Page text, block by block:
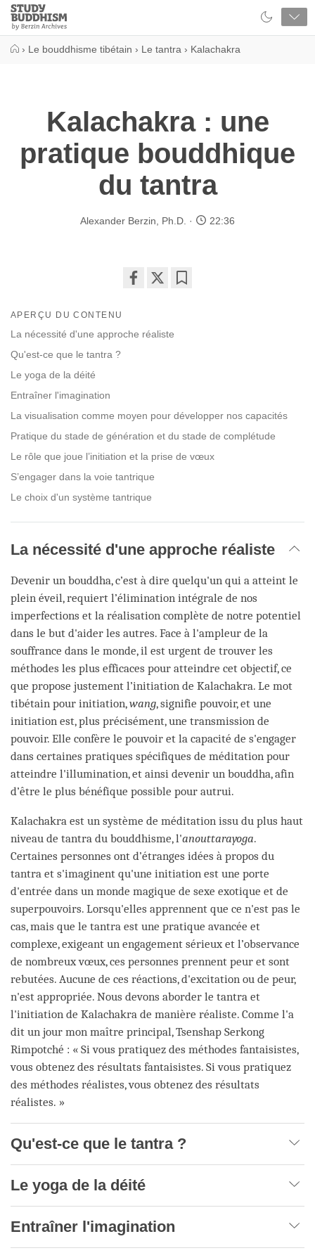
Close
Study
Buddhism
› Le bouddhisme tibétain › Le tantra › Kalachakra
Kalachakra : une
pratique bouddhique
du tantra
Alexander Berzin, Ph.D. 22:36
facebook
APERÇU DU CONTENU
La nécessité d'une approche réaliste
Qu'est-ce que le tantra ?
Le yoga de la déité
Entraîner l'imagination
La visualisation comme moyen pour développer nos capacités
Pratique du stade de génération et du stade de complétude
Le rôle que joue l’initiation et la prise de vœux
S’engager dans la voie tantrique
Le choix d'un système tantrique
La nécessité d'une approche réaliste
Devenir un bouddha, c’est à dire quelqu'un qui a atteint le
plein éveil, requiert l’élimination intégrale de nos
imperfections et la réalisation complète de notre potentiel
dans le but d'aider les autres. Face à l'ampleur de la
souffrance dans le monde, il est urgent de trouver les
méthodes les plus efficaces pour atteindre cet objectif, ce
que propose justement l’initiation de Kalachakra. Le mot
tibétain pour initiation,wang, signifie pouvoir, et une
initiation est, plus précisément, une transmission de
pouvoir. Elle confère le pouvoir et la capacité de s'engager
dans certaines pratiques spécifiques de méditation pour
atteindre l'illumination, et ainsi devenir un bouddha, afin
d’être le plus bénéfique possible pour autrui.
Kalachakra est un système de méditation issu du plus haut
niveau de tantra du bouddhisme, l'anouttarayoga.
Certaines personnes ont d’étranges idées à propos du
tantra et s'imaginent qu'une initiation est une porte
d'entrée dans un monde magique de sexe exotique et de
superpouvoirs. Lorsqu'elles apprennent que ce n'est pas le
cas, mais que le tantra est une pratique avancée et
complexe, exigeant un engagement sérieux et l’observance
de nombreux vœux, ces personnes prennent peur et sont
rebutées. Aucune de ces réactions, d'excitation ou de peur,
n'est appropriée. Nous devons aborder le tantra et
l'initiation de Kalachakra de manière réaliste. Comme l'a
dit un jour mon maître principal, Tsenshap Serkong
Rimpotché : « Si vous pratiquez des méthodes fantaisistes,
vous obtenez des résultats fantaisistes. Si vous pratiquez
des méthodes réalistes, vous obtenez des résultats
réalistes. »
Qu'est-ce que le tantra ?
Le yoga de la déité
Entraîner l'imagination